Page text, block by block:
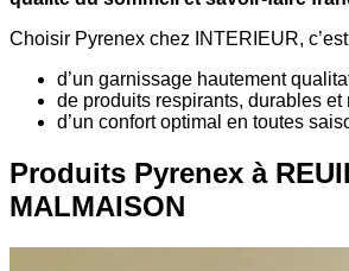
Choisir Pyrenex chez INTERIEUR,
d’un garnissage hautement
de produits respirants, durables et
d’un confort optimal en toutes
Produits Pyrenex à
MALMAISON